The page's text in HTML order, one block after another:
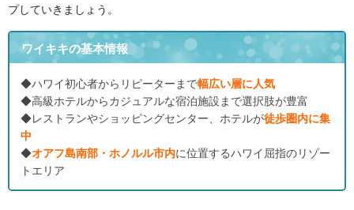
プしていきましょう。
ワイキキの基本情報
◆ハワイ初心者からリピーターまで幅広い層に人気
◆高級ホテルからカジュアルな宿泊施設まで選択肢が豊富
◆レストランやショッピングセンター、ホテルが徒歩圏内に集
中
◆オアフ島南部・ホノルル市内に位置するハワイ屈指のリゾー
トエリア